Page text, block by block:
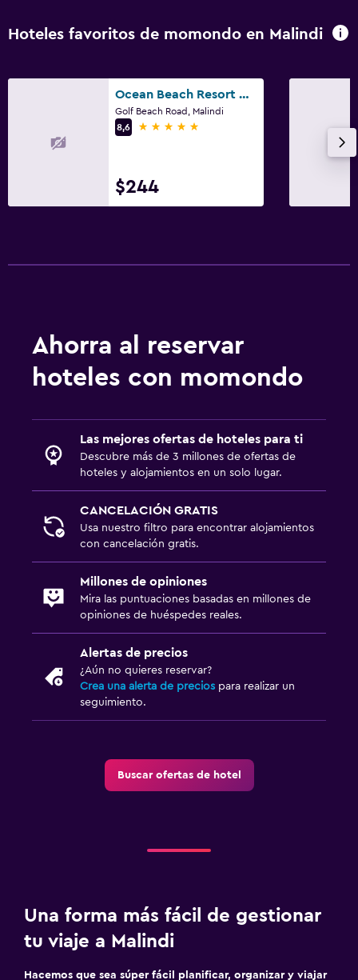
Hoteles favoritos de momondo en Malindi
Ocean Beach Resort & Spa
Golf Beach Road, Malindi
8,6
5 estrellas
$244
Ahorra al reservar
hoteles con momondo
Las mejores ofertas de hoteles para ti
Descubre más de 3 millones de ofertas de
hoteles y alojamientos en un solo lugar.
CANCELACIÓN GRATIS
Usa nuestro filtro para encontrar alojamientos
con cancelación gratis.
Millones de opiniones
Mira las puntuaciones basadas en millones de
opiniones de huéspedes reales.
Alertas de precios
¿Aún no quieres reservar?
Crea una alerta de precios para realizar un
seguimiento.
Buscar ofertas de hotel
Una forma más fácil de gestionar
tu viaje a Malindi
Hacemos que sea súper fácil planificar, organizar y viajar